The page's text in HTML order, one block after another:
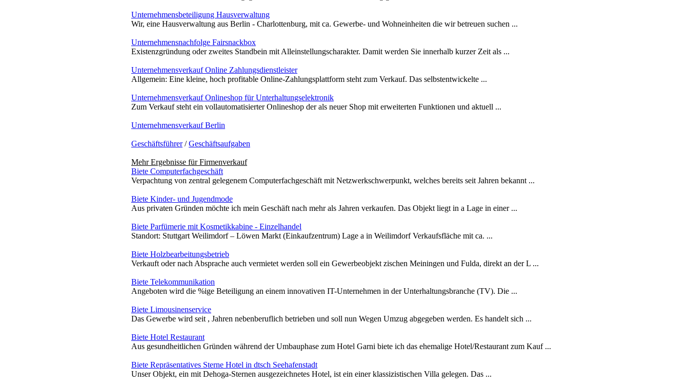
Unternehmensbeteiligung Hausverwaltung
Wir, eine Hausverwaltung aus Berlin - Charlottenburg, mit ca. Gewerbe- und Wohneinheiten die wir betreuen suchen ...
Unternehmensnachfolge Fairsnackbox
Existenzgründung oder zweites Standbein mit Alleinstellungscharakter. Damit werden Sie innerhalb kurzer Zeit als ...
Unternehmensverkauf Online Zahlungsdienstleister
Allgemein: Eine kleine, hoch profitable Online-Zahlungsplattform steht zum Verkauf. Das selbstentwickelte ...
Unternehmensverkauf Onlineshop für Unterhaltungselektronik
Zum Verkauf steht ein vollautomatisierter Onlineshop der als neuer Shop mit erweiterten Funktionen und aktuell ...
Unternehmensverkauf Berlin
Geschäftsführer/Geschäftsaufgaben
Mehr Ergebnisse fürFirmenverkauf
Biete Computerfachgeschäft
Verpachtung von zentral gelegenem Computerfachgeschäft mit Netzwerkschwerpunkt, welches bereits seit Jahren bekannt ...
Biete Kinder- und Jugendmode
Aus privaten Gründen möchte ich mein Geschäft nach mehr als Jahren verkaufen. Das Objekt liegt in a Lage in einer ...
Biete Parfümerie mit Kosmetikkabine - Einzelhandel
Standort: Stuttgart Weilimdorf – Löwen Markt (Einkaufzentrum) Lage a in Weilimdorf Verkaufsfläche mit ca. ...
Biete Holzbearbeitungsbetrieb
Verkauft oder nach Absprache auch vermietet werden soll ein Gewerbeobjekt zischen Meiningen und Fulda, direkt an der L ...
Biete Telekommunikation
Angeboten wird die %ige Beteiligung an einem innovativen IT-Unternehmen in der Unterhaltungsbranche (TV). Die ...
Biete Limousinenservice
Das Gewerbe wird seit , Jahren nebenberuflich betrieben und soll nun Wegen Umzug abgegeben werden. Es handelt sich ...
Biete Hotel Restaurant
Aus gesundheitlichen Gründen während der Umbauphase zum Hotel Garni biete ich das ehemalige Hotel/Restaurant zum Kauf ...
Biete Repräsentatives Sterne Hotel in dtsch Seehafenstadt
Unser Objekt, ein mit Dehoga-Sternen ausgezeichnetes Hotel, ist ein einer klassizistischen Villa gelegen. Das ...